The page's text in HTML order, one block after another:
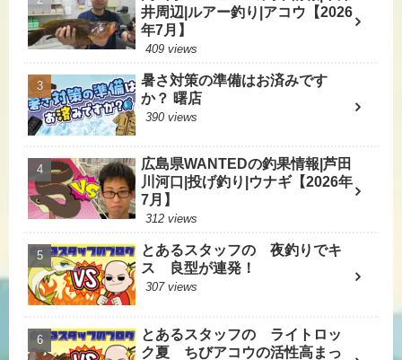
井周辺|ルアー釣り|アコウ【2026
年7月】
409 views
暑さ対策の準備はお済みです
か？ 曙店
390 views
広島県WANTEDの釣果情報|芦田
川河口|投げ釣り|ウナギ【2026年
7月】
312 views
とあるスタッフの 夜釣りでキ
ス 良型が連発！
307 views
とあるスタッフの ライトロッ
ク夏 ちびアコウの活性高まっ